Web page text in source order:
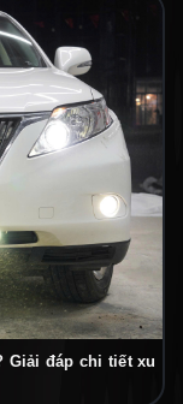
Giải đáp chi tiết xu